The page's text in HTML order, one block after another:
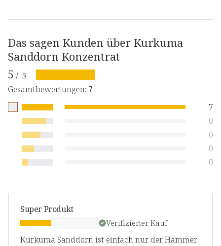
Das sagen Kunden über Kurkuma
Sanddorn Konzentrat
5 / 5
Gesamtbewertungen: 7
7
0
0
0
0
Super Produkt
Verifizierter Kauf
Kurkuma Sanddorn ist einfach nur der Hammer.